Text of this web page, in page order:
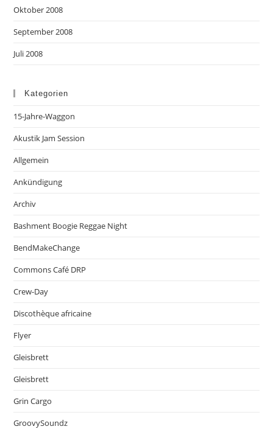
Oktober 2008
September 2008
Juli 2008
Kategorien
15-Jahre-Waggon
Akustik Jam Session
Allgemein
Ankündigung
Archiv
Bashment Boogie Reggae Night
BendMakeChange
Commons Café DRP
Crew-Day
Discothèque africaine
Flyer
Gleisbrett
Gleisbrett
Grin Cargo
GroovySoundz